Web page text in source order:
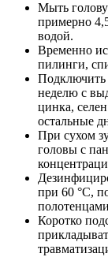
Мыть
примерно
водой.
Временно
пилинги,
Подключить
неделю с
цинка,
остальные
При сухом
головы с
при 60 °C,
Коротко